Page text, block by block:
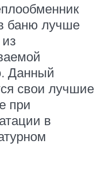
баню лучше
Данный
свои лучшие
при
в